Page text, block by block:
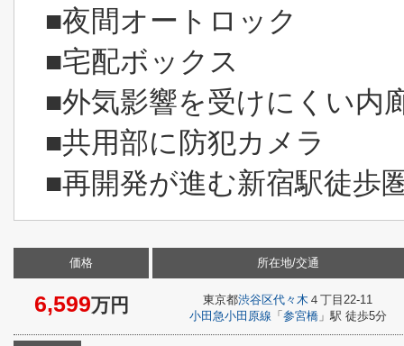
■夜間オートロック
■宅配ボックス
■外気影響を受けにくい内
■共用部に防犯カメラ
■再開発が進む新宿駅徒歩
価格
6,599万円
所在地/交通
東京都渋谷区代々木 ４丁目22-11
小田急小田原線 「 参宮橋」駅 徒歩5分